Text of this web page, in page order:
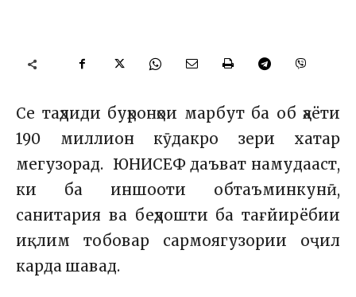
Се таҳдиди буҳронҳои марбут ба об ҳаёти
190 миллион кӯдакро зери хатар
мегузорад. ЮНИСЕФ даъват намудааст,
ки ба иншооти обтаъминкунӣ,
санитария ва беҳдошти ба тағйирёбии
иқлим тобовар сармоягузории оҷил
карда шавад.